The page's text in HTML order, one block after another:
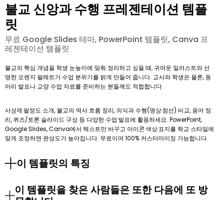
불교 신앙과 수행 프레젠테이션 템플
릿
무료 Google Slides 테마, PowerPoint 템플릿, Canva 프
레젠테이션 템플릿
불교의 핵심 개념을 학생 눈높이에 맞춰 정리하고 싶을 때, 귀여운 일러스트와 선
명한 오렌지 팔레트가 수업 분위기를 밝게 만들어 줍니다. 교사와 학생은 물론, 동
아리 발표나 교양 수업 자료를 준비하는 분들께도 적합합니다.
사성제·팔정도 소개, 불교의 역사 흐름 정리, 의식과 수행(명상·참선) 비교, 용어 정
리, 퀴즈/토론 슬라이드 구성 등 다양한 수업·발표에 활용하세요. PowerPoint,
Google Slides, Canva에서 텍스트만 바꾸고 아이콘·색상·표지를 학교 스타일에
맞게 조정하면 완성도가 높아집니다. 무료이며 100% 커스터마이징 가능합니다.
이 템플릿의 특징
이 템플릿을 찾은 사람들은 또한 다음에 또 방